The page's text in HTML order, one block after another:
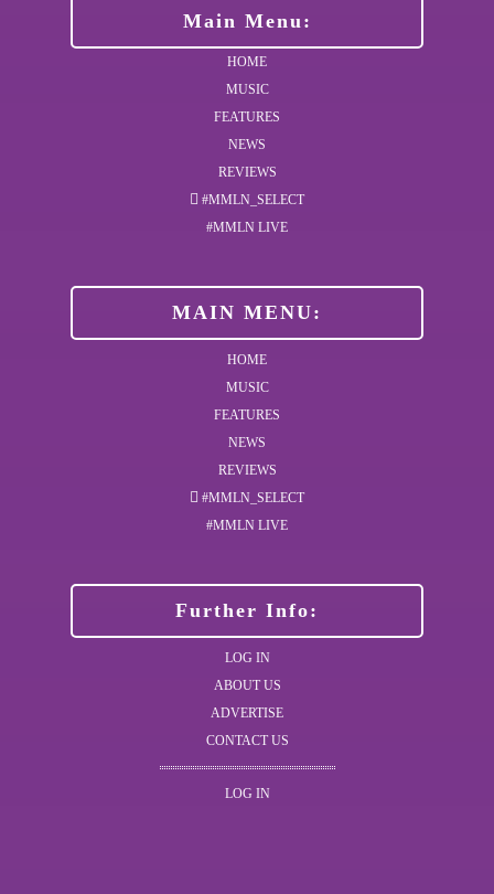
Main Menu:
HOME
MUSIC
FEATURES
NEWS
REVIEWS
#MMLN_SELECT
#MMLN LIVE
MAIN MENU:
HOME
MUSIC
FEATURES
NEWS
REVIEWS
#MMLN_SELECT
#MMLN LIVE
Further Info:
LOG IN
ABOUT US
ADVERTISE
CONTACT US
LOG IN